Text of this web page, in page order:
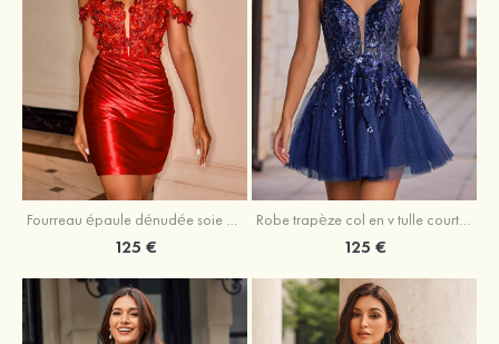
Fourreau épaule dénudée soie comme du satin courte/mini robe de fête de la rentrée
125 €
Robe trapèze col en v tulle courte/mini robe de fête de la rentrée avec poches paillettes
125 €